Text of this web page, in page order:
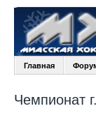
Главная
Чемпионат